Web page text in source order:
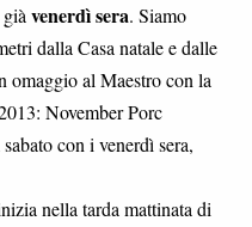
venerdì sera. Siamo
dalla Casa natale e dalle
omaggio al Maestro con la
November Porc
con i venerdì sera,
nella tarda mattinata di